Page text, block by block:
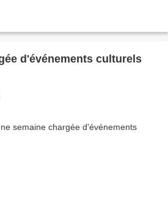
d'événements culturels